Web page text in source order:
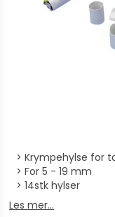
Krympehylse for
For 5 - 19 mm
14stk hylser
Les mer...